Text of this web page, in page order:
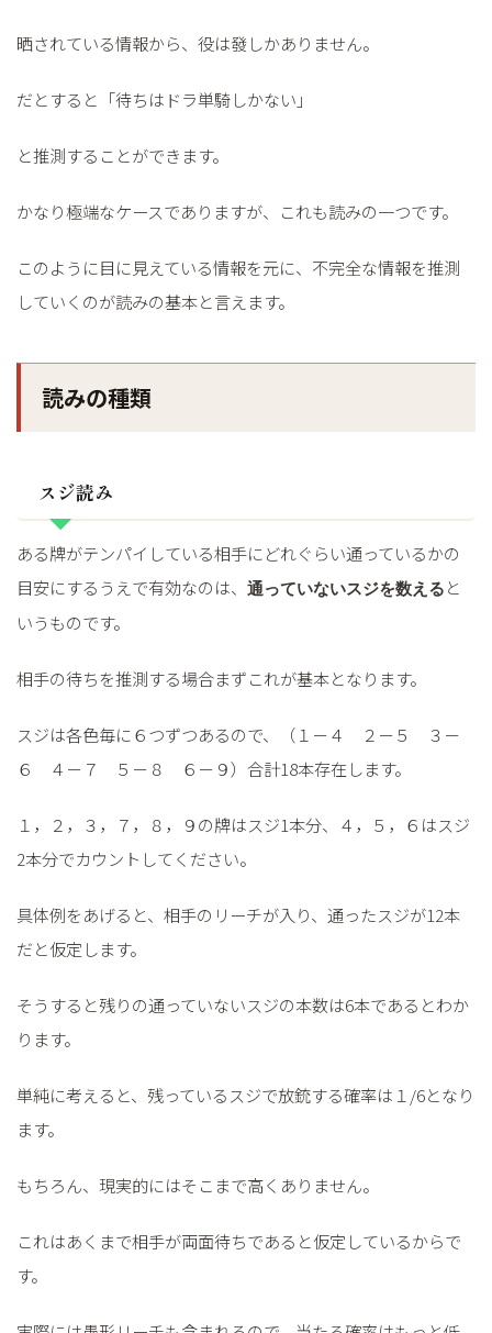
晒されている情報から、役は發しかありません。
だとすると「待ちはドラ単騎しかない」
と推測することができます。
かなり極端なケースでありますが、これも読みの一つです。
このように目に見えている情報を元に、不完全な情報を推測
していくのが読みの基本と言えます。
読みの種類
スジ読み
ある牌がテンパイしている相手にどれぐらい通っているかの
目安にするうえで有効なのは、 通っていないスジを数える と
いうものです。
相手の待ちを推測する場合まずこれが基本となります。
スジは各色毎に６つずつあるので、（１－４ ２－５ ３－
６ ４－７ ５－８ ６－９）合計18本存在します。
１，２，３，７，８，９の牌はスジ1本分、４，５，６はスジ
2本分でカウントしてください。
具体例をあげると、相手のリーチが入り、通ったスジが12本
だと仮定します。
そうすると残りの通っていないスジの本数は6本であるとわか
ります。
単純に考えると、残っているスジで放銃する確率は１/6となり
ます。
もちろん、現実的にはそこまで高くありません。
これはあくまで相手が両面待ちであると仮定しているからで
す。